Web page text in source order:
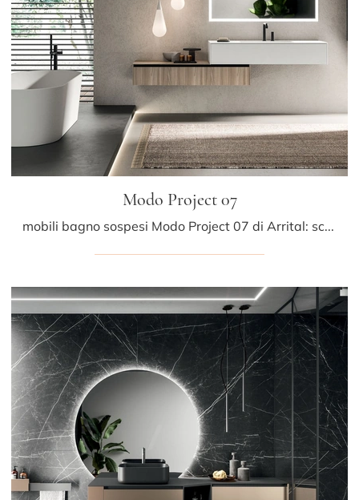
Modo Project 07
mobili bagno sospesi Modo Project 07 di Arrital: scopri l'Arredo Bagno in laminato moderno e arreda il tuo bagno.